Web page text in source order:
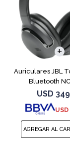
Auriculares JBL
Bluetooth
USD
USD